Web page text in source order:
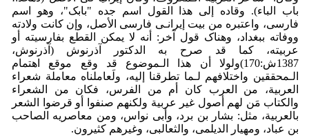
باب الباء). وقاده إلى هذا القول اسم جده "بابک"، وهو اسم
فارسی، واعتبره من بیت إیرانـی فارسی الأصل، وإن کانت ولادته
ووفاته ببغداد، وهناک قول آخر: أنه لا یمکن القطع بفارسیته أو
عربیته، کما قد صرح به الدکتور آذرنوش (آذرنوش،
1387ش:170)ولولا أن هذا الـموضوع قد وقع موقع اهتمام
الـمحققین واختلافهم لـما تطرقنا إلیه، ولَعاملناه معاملة شعراء
العربیة، من العرب کان أم من الفرس، فکان من الشعراء
والکتاب مَن لهم أصول غیر عربیة ولکنهم صنفوا أو قرضوا الشعر
بالعربیة، مثل: بشار بن برد، وأبی نواس، ومن معاصریه الصاحب
بن عباد، ومهیار الدیلمی، والثعالبی، وغیرهم کثیرون.